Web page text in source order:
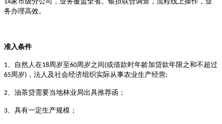
14
务办理高效。
准入条件
1、 自然人在18周岁至60周岁之间 (或借款时年龄加贷款年限之和不超过
65周岁) ，法人及社会经济组织实际从事农业生产经营;
2、 油茶贷需要当地林业局出具推荐函；
3、 具有一定生产规模；